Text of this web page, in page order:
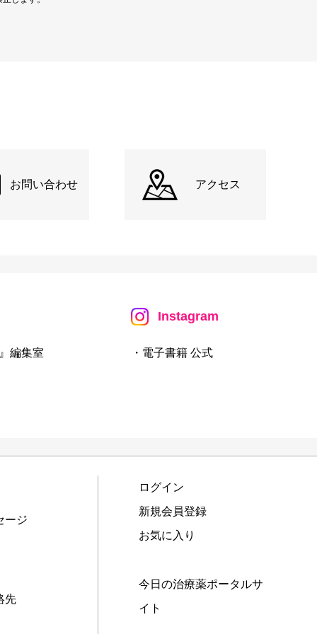
お問い合わせ アクセス
編集室
Instagram
・電子書籍 公式
ージ
先
ログイン
新規会員登録
お気に入り
今日の治療薬ポータルサ
イト